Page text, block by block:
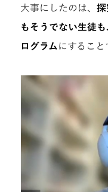
大事にしたのは、 探
もそうでない生徒
ログラム にすること